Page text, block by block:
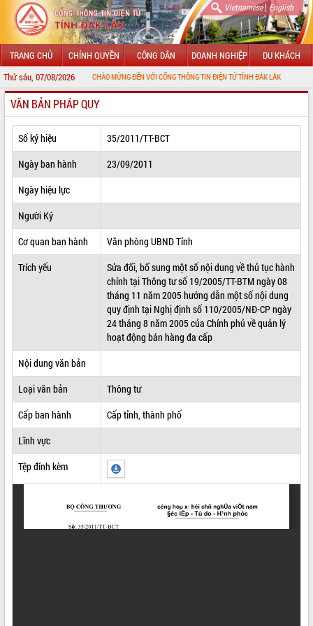
Vietnamese| English
TRANG CHỦ CHÍNH QUYỀN CÔNG DÂN DOANH NGHIỆP DU KHÁCH
Thứ sáu, 07/08/2026CHÀO MỪNG ĐẾN VỚI CỔNG THÔNG TIN ĐIỆN TỬ TỈNH ĐẮK LẮK
GIỚI THIỆU
LÃNH ĐẠO UBND TỈNH
TIN TỨC SỰ KIỆN
SỞ, BAN, NGÀNH
UBND CÁC XÃ, PHƯỜNG
THÔNG TIN CHỈ ĐẠO ĐIỀU HÀNH
HỆ THỐNG VĂN BẢN
QUY HOẠCH - KẾ HOẠCH
VĂN BẢN PHÁP QUY
Số ký hiệu
35/2011/TT-BCT
Ngày ban hành
23/09/2011
Ngày hiệu lực
Người Ký
Cơ quan ban hành
Văn phòng UBND Tỉnh
Trích yếu
Sửa đổi, bổ sung một số nội dung về thủ tục hành
chính tại Thông tư số 19/2005/TT-BTM ngày 08
tháng 11 năm 2005 hướng dẫn một số nội dung
quy định tại Nghị định số 110/2005/NĐ-CP ngày
24 tháng 8 năm 2005 của Chính phủ về quản lý
hoạt động bán hàng đa cấp
Nội dung văn bản
Loại văn bản
Thông tư
Cấp ban hành
Cấp tỉnh, thành phố
Lĩnh vực
Tệp đính kèm